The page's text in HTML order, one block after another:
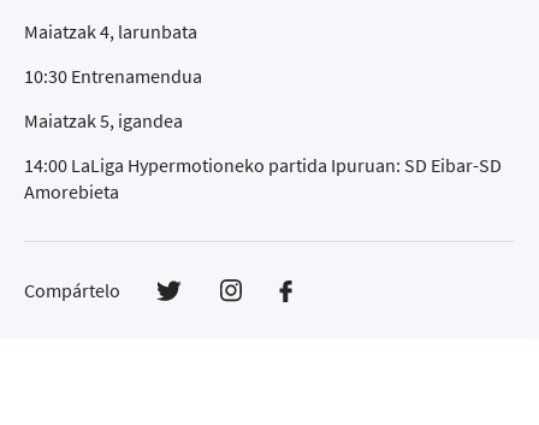
Maiatzak 4, larunbata
10:30 Entrenamendua
Maiatzak 5, igandea
14:00 LaLiga Hypermotioneko partida Ipuruan: SD Eibar-SD
Amorebieta
Compártelo